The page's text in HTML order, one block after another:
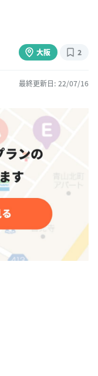
大阪 2
最終更新日: 22/07/16